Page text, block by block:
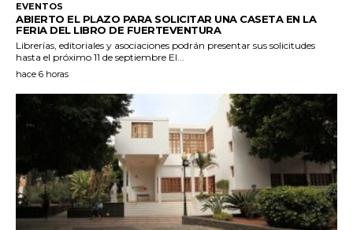
EVENTOS
ABIERTO EL PLAZO PARA SOLICITAR UNA CASETA EN LA
FERIA DEL LIBRO DE FUERTEVENTURA
Librerías, editoriales y asociaciones podrán presentar sus solicitudes
hasta el próximo 11 de septiembre El...
hace 6 horas